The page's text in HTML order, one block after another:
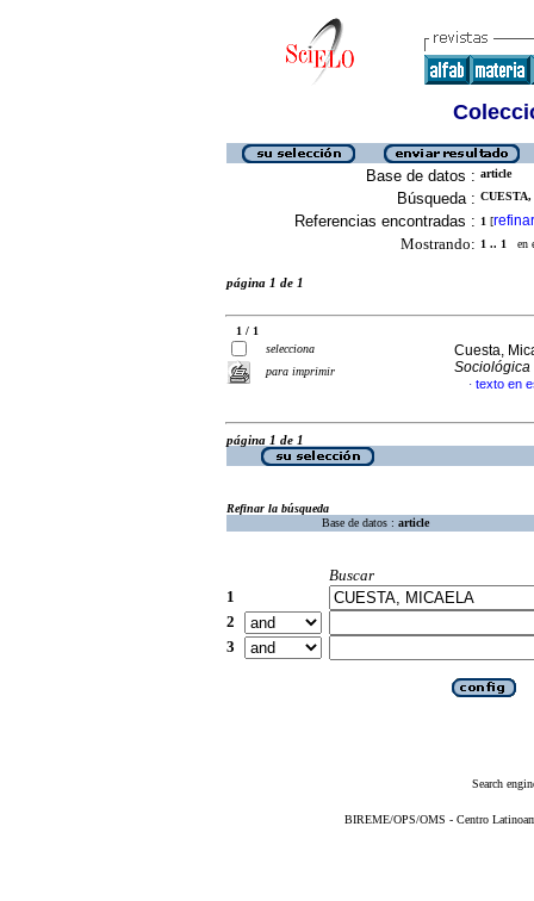
Base de datos : article
Búsqueda :
Referencias encontradas : 1 [refinar
Mostrando: 1 .. 1 en
página 1 de 1
1 / 1
selecciona
para imprimir
Cuesta,
Sociológica
· texto en
página 1 de 1
Refinar la búsqueda
Base de datos : article
Buscar
1
2
3
Search
BIREME/OPS/OMS - Centro